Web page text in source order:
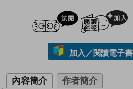
試閲
加入／閱讀電子書
內容簡介 作者簡介